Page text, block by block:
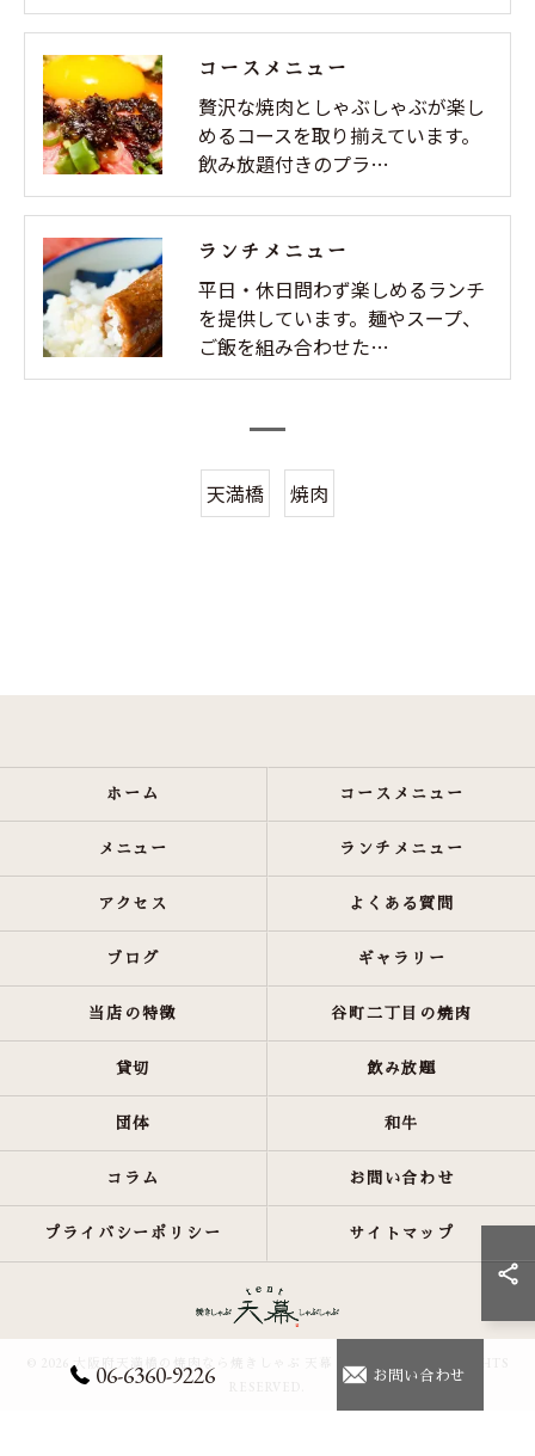
コースメニュー
贅沢な焼肉としゃぶしゃぶが楽し
めるコースを取り揃えています。
飲み放題付きのプラ…
ランチメニュー
平日・休日問わず楽しめるランチ
を提供しています。麺やスープ、
ご飯を組み合わせた…
天満橋 焼肉
06-6360-9226 お問い合わせ
ホーム コースメニュー
メニュー ランチメニュー
アクセス よくある質問
ブログ ギャラリー
当店の特徴 谷町二丁目の焼肉
貸切 飲み放題
団体 和牛
コラム お問い合わせ
プライバシーポリシー サイトマップ
© 2026 大阪府天満橋の焼肉なら焼きしゃぶ 天幕 しゃぶしゃぶ ALL RIGHTS